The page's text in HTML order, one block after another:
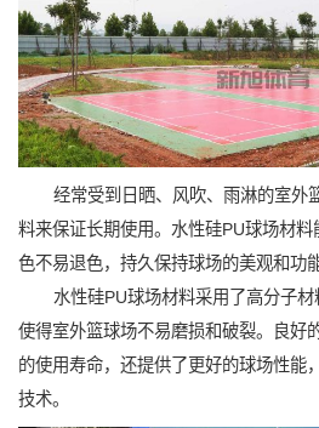
经常受到日晒、风吹、雨淋的室外
料来保证长期使用。水性硅PU球场材
色不易退色，持久保持球场的美观和功能
水性硅PU球场材料采用了高分子材
使得室外篮球场不易磨损和破裂。良好
的使用寿命，还提供了更好的球场性能
技术。